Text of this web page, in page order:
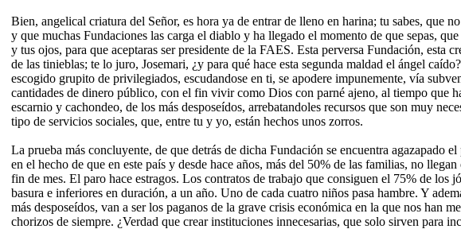
Bien, angelical criatura del Señor, es hora ya de entrar de lleno en harina; tu sabes, que
y que muchas Fundaciones las carga el diablo y ha llegado el momento de que sepas,
y tus ojos, para que aceptaras ser presidente de la FAES. Esta perversa Fundación, esta
de las tinieblas; te lo juro, Josemari, ¿y para qué hace esta segunda maldad el ángel
escogido grupito de privilegiados, escudandose en ti, se apodere impunemente, vía
cantidades de dinero público, con el fin vivir como Dios con parné ajeno, al tiempo que
escarnio y cachondeo, de los más desposeídos, arrebatandoles recursos que son muy
tipo de servicios sociales, que, entre tu y yo, están hechos unos zorros.
La prueba más concluyente, de que detrás de dicha Fundación se encuentra agazapado
en el hecho de que en este país y desde hace años, más del 50% de las familias, no llegan
fin de mes. El paro hace estragos. Los contratos de trabajo que consiguen el 75% de los
basura e inferiores en duración, a un año. Uno de cada cuatro niños pasa hambre. Y
más desposeídos, van a ser los paganos de la grave crisis económica en la que nos han
chorizos de siempre. ¿Verdad que crear instituciones innecesarias, que solo sirven para